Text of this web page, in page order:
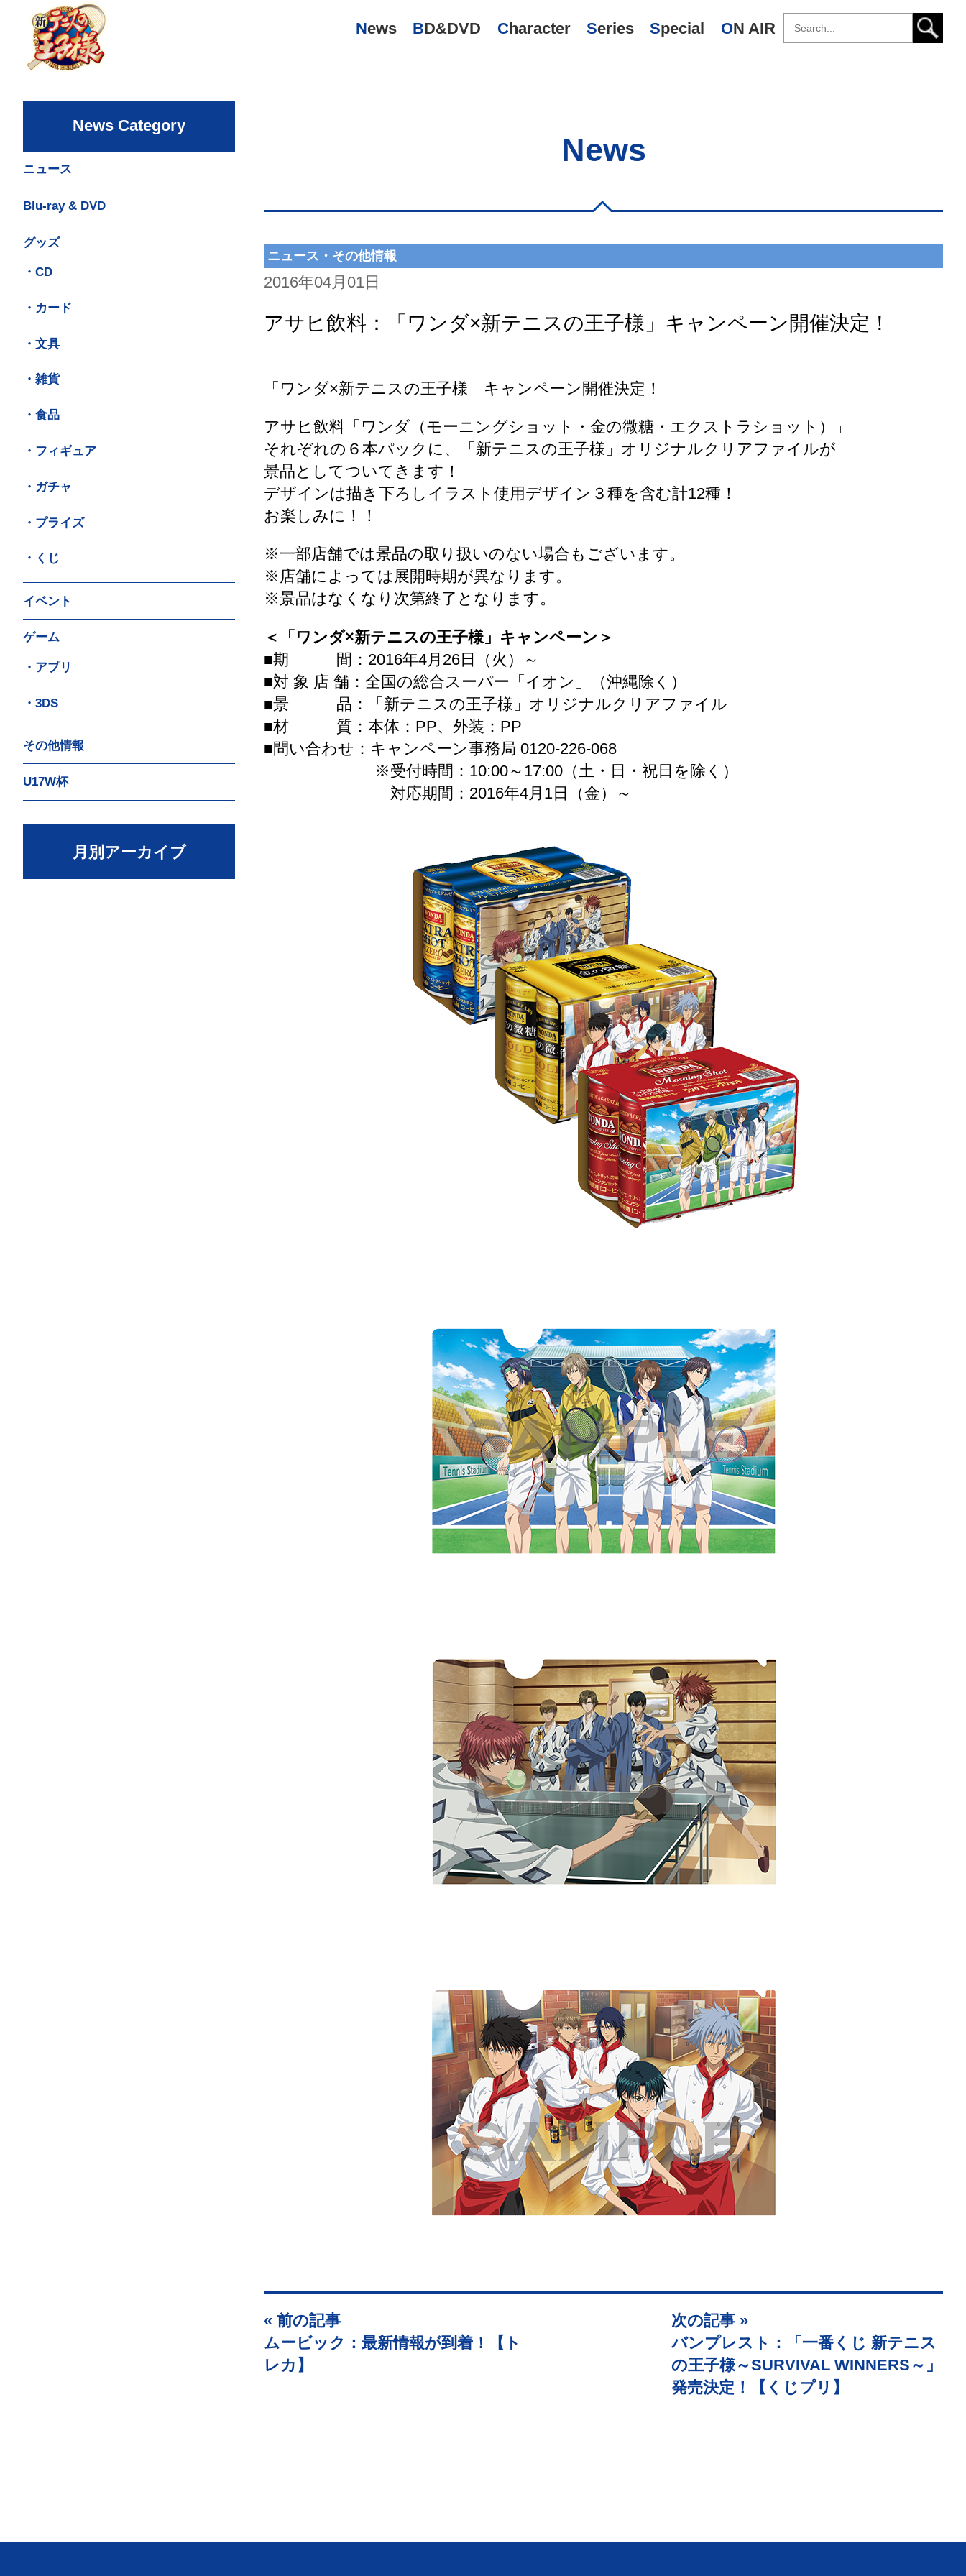
News BD&DVD Character Series Special ON AIR
News
ニュース・その他情報
2016年04月01日
アサヒ飲料：「ワンダ×新テニスの王子様」キャンペーン開催決定！
「ワンダ×新テニスの王子様」キャンペーン開催決定！
アサヒ飲料「ワンダ（モーニングショット・金の微糖・エクストラショット）」
それぞれの６本パックに、「新テニスの王子様」オリジナルクリアファイルが
景品としてついてきます！
デザインは描き下ろしイラスト使用デザイン３種を含む計12種！
お楽しみに！！
※一部店舗では景品の取り扱いのない場合もございます。
※店舗によっては展開時期が異なります。
※景品はなくなり次第終了となります。
＜「ワンダ×新テニスの王子様」キャンペーン＞
■期 間：2016年4月26日（火）～
■対 象 店 舗：全国の総合スーパー「イオン」（沖縄除く）
■景 品：「新テニスの王子様」オリジナルクリアファイル
■材 質：本体：PP、外装：PP
■問い合わせ：キャンペーン事務局 0120-226-068
※受付時間：10:00～17:00（土・日・祝日を除く）
対応期間：2016年4月1日（金）～
« 前の記事
ムービック：最新情報が到着！【ト
レカ】
次の記事 »
バンプレスト：「一番くじ 新テニス
の王子様～SURVIVAL WINNERS～」
発売決定！【くじプリ】
News Category
ニュース
Blu-ray & DVD
グッズ
・CD
・カード
・文具
・雑貨
・食品
・フィギュア
・ガチャ
・プライズ
・くじ
イベント
ゲーム
・アプリ
・3DS
その他情報
U17W杯
月別アーカイブ